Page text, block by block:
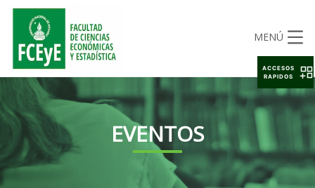
MENÚ
EVENTOS
ACCESOS
RAPIDOS